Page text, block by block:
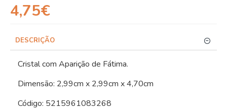
4,75€
DESCRIÇÃO
Cristal com Aparição de Fátima.
Dimensão: 2,99cm x 2,99cm x 4,70cm
Código: 5215961083268